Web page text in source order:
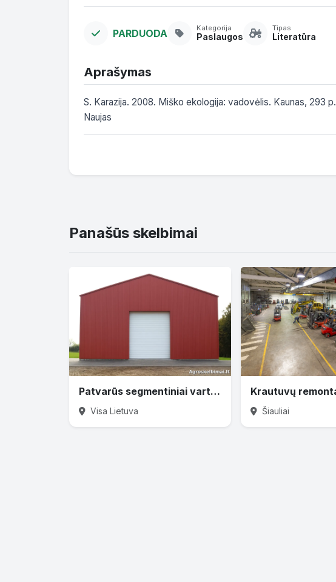
PARDUODA Kategorija
Paslaugos
Tipas
Literatūra
Aprašymas
S. Karazija. 2008. Miško ekologija: vadovėlis. Kaunas, 293 p.
Naujas
Panašūs skelbimai
Patvarūs segmentiniai vartai ūkiui – Gamyba ir montavimas
Visa Lietuva Šiauliai